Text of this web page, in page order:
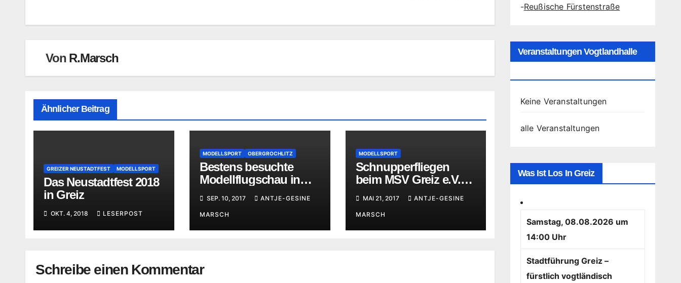
Von R.Marsch
Ähnlicher Beitrag
GREIZER NEUSTADTFEST MODELLSPORT
Das Neustadtfest 2018
in Greiz
OKT. 4, 2018 LESERPOST
MODELLSPORT OBERGROCHLITZ
Bestens besuchte
Modellflugschau in
SEP. 10, 2017 ANTJE-GESINE
MARSCH
MODELLSPORT
Schnupperfliegen
beim MSV Greiz e.V.
MAI 21, 2017 ANTJE-GESINE
MARSCH
Schreibe einen Kommentar
-Reußische Fürstenstraße
Veranstaltungen Vogtlandhalle
Keine Veranstaltungen
alle Veranstaltungen
Was Ist Los In Greiz
Samstag, 08.08.2026 um
14:00 Uhr
Stadtführung Greiz –
fürstlich vogtländisch